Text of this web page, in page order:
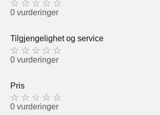
0 vurderinger
Tilgjengelighet og service
0 vurderinger
Pris
0 vurderinger